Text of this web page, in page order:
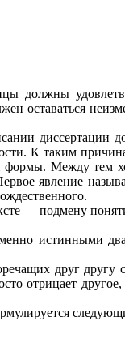
должны
оставаться
диссертации
К таким
Между тем
явление
— подмену
истинными
друг
отрицает